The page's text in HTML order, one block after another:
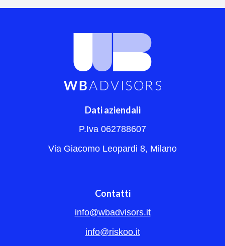
Dati aziendali
P.Iva 062788607
Via Giacomo Leopardi 8, Milano
Contatti
info@wbadvisors.it
info@riskoo.it